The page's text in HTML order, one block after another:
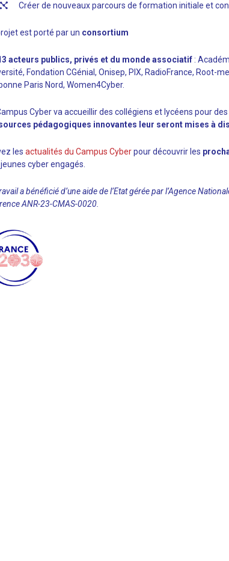
Créer de nouveaux parcours de formation initiale et
est porté par un consortium
acteurs publics, privés et du monde associatif :
Fondation CGénial, Onisep, PIX, RadioFrance, Root-
Paris Nord, Women4Cyber.
Cyber va accueillir des collégiens et lycéens pour des
pédagogiques innovantes leur seront mises à
les actualités du Campus Cyberpour découvrir les
cyber engagés.
a bénéficié d’une aide de l’Etat gérée par l’Agence
ANR-23-CMAS-0020.